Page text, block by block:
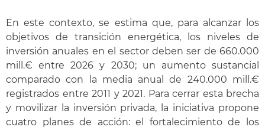
En este contexto, se estima que, para alcanzar los
objetivos de transición energética, los niveles de
inversión anuales en el sector deben ser de 660.000
mill.€ entre 2026 y 2030; un aumento sustancial
comparado con la media anual de 240.000 mill.€
registrados entre 2011 y 2021. Para cerrar esta brecha
y movilizar la inversión privada, la iniciativa propone
cuatro planes de acción: el fortalecimiento de los